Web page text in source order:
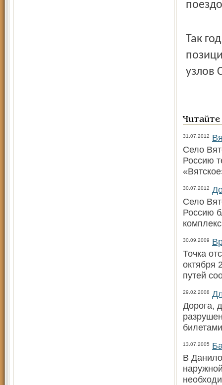
Так
узлов
31.07.2012
Село
Россию
30.07.2012
Село
Россию
30.09.2009
Точка
октября
путей
29.02.2008
Дорога,
13.07.2005
В